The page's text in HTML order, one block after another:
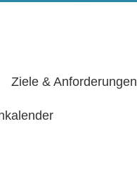
Ziele & Anforderungen